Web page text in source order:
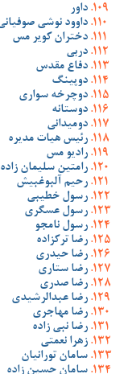
داور
داوود نوشی
دختران کویر مس
دربی
دفاع مقدس
دوپینگ
دوچرخه سواری
دوستانه
دومیدانی
رئیس هیات مدیره
رادیو مس
رامتین سلیمان زاده
رحیم آلبوغبیش
رسول خطیبی
رسول عسگری
رسول نامجو
رضا ترکزاده
رضا حیدری
رضا ستاری
رضا صدری
رضا عبدالرشیدی
رضا مهاجری
رضا نبی زاده
زهرا نعمتی
سامان تورانیان
سامان حسین زاده